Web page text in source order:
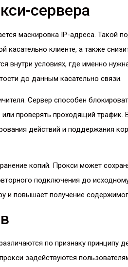
сервера
маскировка IP-адреса. Такой
клиенте, а также
внутри условиях, где именно
до данным касательно связи.
Сервер способен
проверять проходящий трафик.
действий и поддержания
копий. Прокси может
подключения до
и повышает получение
по признаку принципу
задействуются